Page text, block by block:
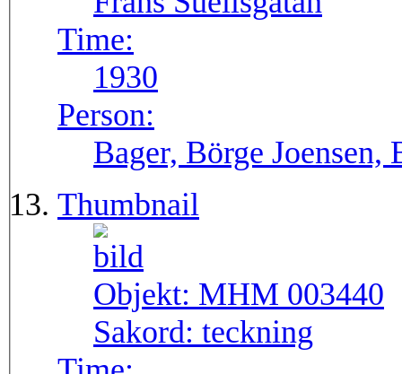
Time:
1930
Person:
Bager, Börge
Thumbnail
Objekt: MHM 003440
Sakord: teckning